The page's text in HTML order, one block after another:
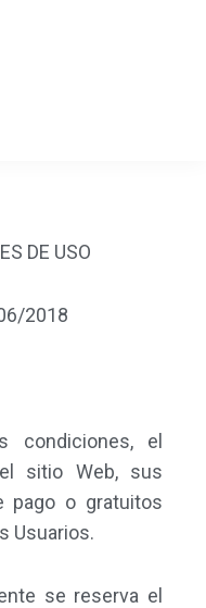
DE USO
2018
condiciones, el
sitio Web, sus
pago o gratuitos
Usuarios.
se reserva el